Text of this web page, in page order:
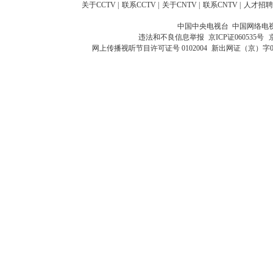
关于CCTV 联系CCTV 关于CNTV 联系CNTV 人才招聘
中国中央电视台 中国网络电
违法和不良信息举报 京ICP证060535号
网上传播视听节目许可证号 0102004 新出网证（京）